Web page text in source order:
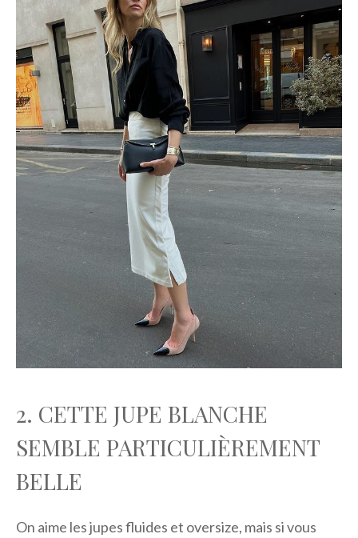
2. CETTE JUPE BLANCHE
SEMBLE PARTICULIÈREMENT
BELLE
On aime les jupes fluides et oversize, mais si vous